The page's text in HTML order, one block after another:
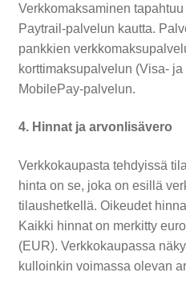
Verkkomaksaminen
Paytrail-palvelun kautta.
pankkien
korttimaksupalvelun (Visa-
MobilePay-palvelun.
4. Hinnat ja arvonlisävero
Verkkokaupasta tehdyissä
hinta on se, joka on esillä
tilaushetkellä. Oikeudet
Kaikki hinnat on merkitty
(EUR). Verkkokaupassa
kulloinkin voimassa olevan